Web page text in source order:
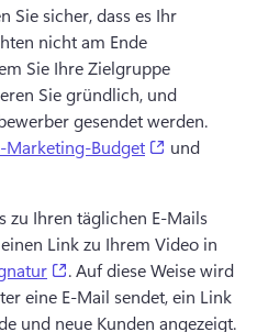
Sie sicher, dass es Ihr
nicht am Ende
a new tab)
Sie Ihre Zielgruppe
Sie gründlich, und
Marketing-Budget (opens in a
und
zu Ihren täglichen E-Mails
Link zu Ihrem Video in
(opens in a new tab)
. Auf diese Weise wird
eine E-Mail sendet, ein Link